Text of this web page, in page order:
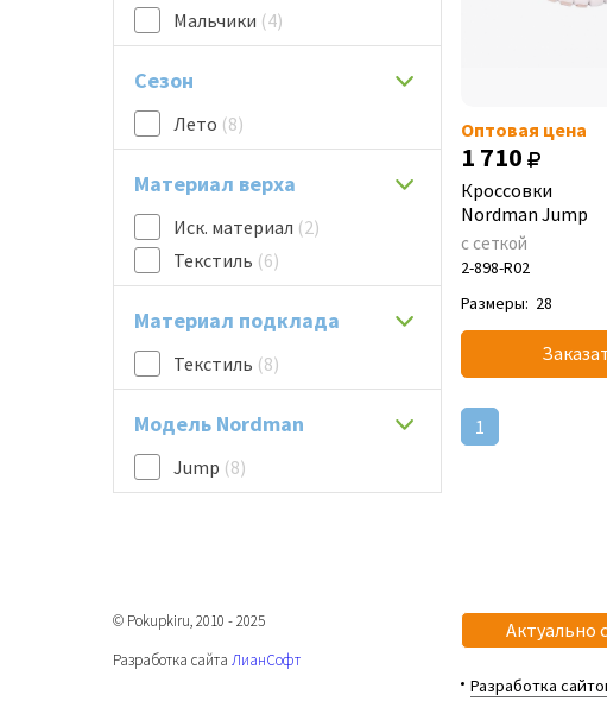
Мальчики (4)
Сезон
Лето (8)
Материал верха
Иск. материал (2)
Текстиль (6)
Материал подклада
Текстиль (8)
Модель Nordman
Jump (8)
Оптовая цена
1 710
Кроссовки
Nordman Jump
с сеткой
2-898-R02
Размеры: 28
1
Актуально
Разработка
© Pokupkiru, 2010 - 2025
Разработка сайта ЛианСофт